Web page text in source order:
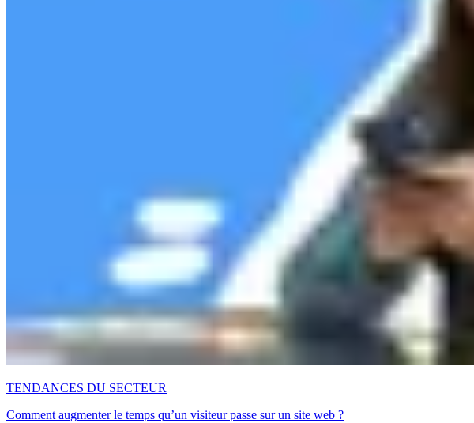
TENDANCES DU SECTEUR
Comment augmenter le temps qu’un visiteur passe sur un site web ?